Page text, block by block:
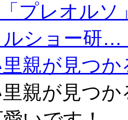
プレオル
ルショー研…
親が見つ
親が見つ